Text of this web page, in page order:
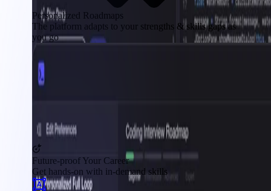
Personalized Roadmaps
The platform adapts to your strengths & skills gaps as
you go
Future-proof Your Career
Get hands-on with in-demand skills